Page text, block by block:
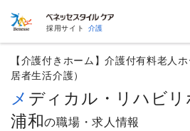
採用サイト 介護
【介護付きホーム】介護付有料老人
居者生活介護）
メディカル・リハビリホームまどか北
浦和の職場・求人情報